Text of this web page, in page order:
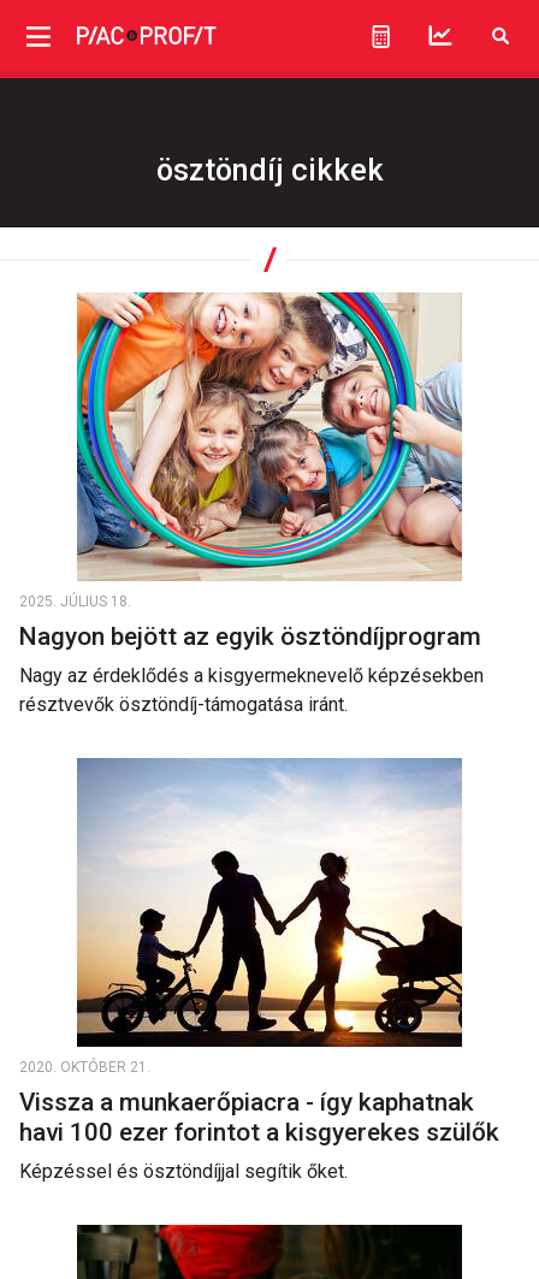
ösztöndíj cikkek
2025. JÚLIUS 18.
Nagyon bejött az egyik ösztöndíjprogram
Nagy az érdeklődés a kisgyermeknevelő képzésekben
résztvevők ösztöndíj-támogatása iránt.
2020. OKTÓBER 21.
Vissza a munkaerőpiacra - így kaphatnak
havi 100 ezer forintot a kisgyerekes szülők
Képzéssel és ösztöndíjjal segítik őket.